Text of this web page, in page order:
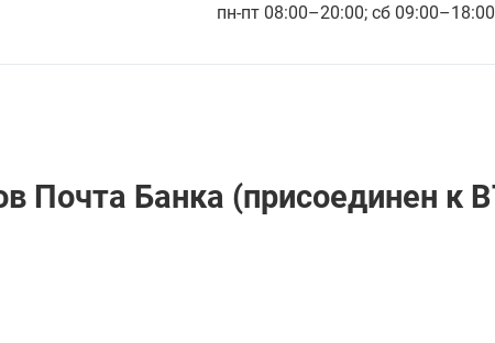
пн-пт 08:00–20:00; сб
Почта Банкa (присоединен к